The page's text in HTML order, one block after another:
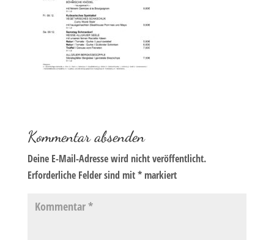
Kommentar absenden
Deine E-Mail-Adresse wird nicht veröffentlicht.
Erforderliche Felder sind mit*markiert